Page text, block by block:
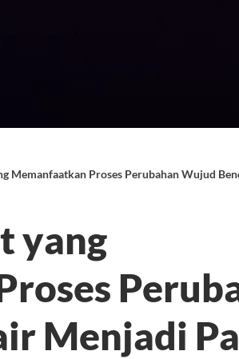
Memanfaatkan Proses Perubahan Wujud
yang
Menjadi